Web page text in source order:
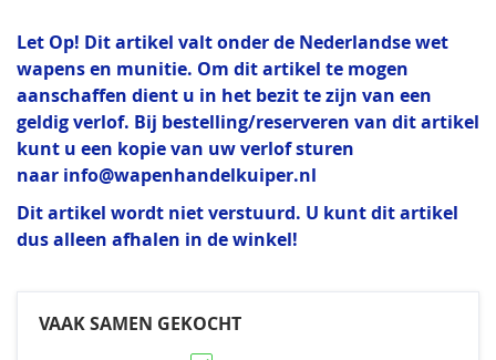
Let Op! Dit artikel valt onder de Nederlandse wet
wapens en munitie. Om dit artikel te mogen
aanschaffen dient u in het bezit te zijn van een
geldig verlof. Bij bestelling/reserveren van dit artikel
kunt u een kopie van uw verlof sturen
naar info@wapenhandelkuiper.nl
Dit artikel wordt niet verstuurd. U kunt dit artikel
dus alleen afhalen in de winkel!
VAAK SAMEN GEKOCHT